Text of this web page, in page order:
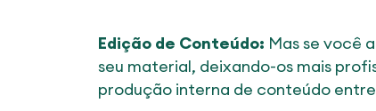
Edição de Conteúdo: Mas se você
seu material, deixando-os mais
produção interna de conteúdo